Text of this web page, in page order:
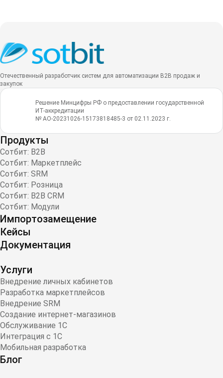
Отечественный разработчик систем для автоматизации B2B продаж и
закупок
Решение Минцифры РФ о предоставлении государственной
ИТ-аккредитации
№ АО-20231026-15173818485-3 от 02.11.2023 г.
Продукты
Сотбит: B2B
Сотбит: Маркетплейс
Сотбит: SRM
Сотбит: Розница
Сотбит: B2B CRM
Сотбит: Модули
Импортозамещение
Кейсы
Документация
Услуги
Внедрение личных кабинетов
Разработка маркетплейсов
Внедрение SRM
Создание интернет-магазинов
Обслуживание 1С
Интеграция с 1С
Мобильная разработка
Блог